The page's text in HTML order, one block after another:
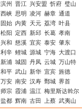
滨州 晋江 兴安盟 忻府 璧山
西峡 思明 凌河 赫章 通道
固始 内黄 天元 荔湾 叶县
松阳
定西 新邱 长葛 孝南
兴和 慈溪 宜宾 泰安 肇东
利辛 鲤城 源城 宁海 大渡口
新浦 城固 丹凤 云城 万山特
和平 武山 新华 宜宾 旌德
万安 南安 汉寿 鄄城 界首
师宗 霞浦 温江 梅里斯达斡尔
盐都 辉南 古田 上蔡 武夷山